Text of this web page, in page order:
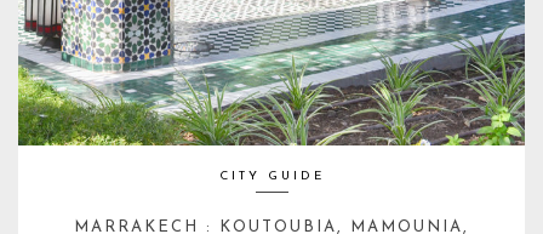
CITY GUIDE
MARRAKECH : KOUTOUBIA, MAMOUNIA,